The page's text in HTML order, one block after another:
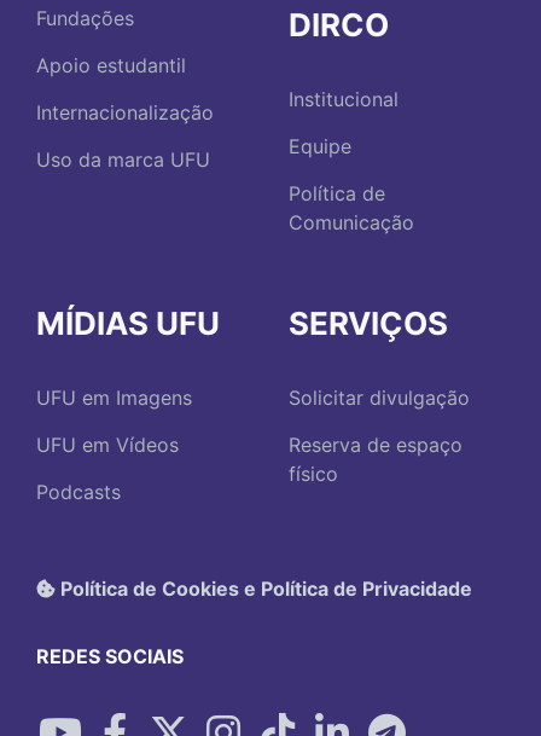
Fundações
Apoio estudantil
Internacionalização
Uso da marca UFU
DIRCO
Institucional
Equipe
Política de
Comunicação
MÍDIAS UFU
UFU em Imagens
UFU em Vídeos
Podcasts
SERVIÇOS
Solicitar divulgação
Reserva de espaço
físico
Política de Cookies e Política de Privacidade
REDES SOCIAIS